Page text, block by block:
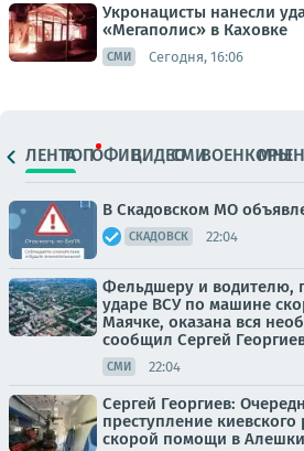
Укронацисты нанесли
«Мегаполис» в Каховке
СМИ Сегодня, 16:06
ЛЕНТАТОПОФИЦ.ВИДЕОСМИВОЕНКОРЫ
В Скадовском МО
СКАДОВСК 22:04
Фельдшеру и водителю,
ударе ВСУ по машине
Маячке, оказана вся
сообщил Сергей
СМИ 22:04
Сергей Георгиев:
преступление
скорой помощи в